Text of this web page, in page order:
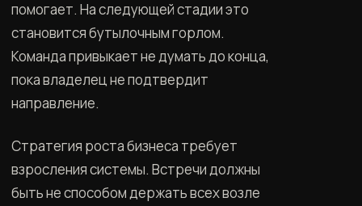
помогает. На следующей стадии это
становится бутылочным горлом.
Команда привыкает не думать до конца,
пока владелец не подтвердит
направление.
Стратегия роста бизнеса требует
взросления системы. Встречи должны
быть не способом держать всех возле